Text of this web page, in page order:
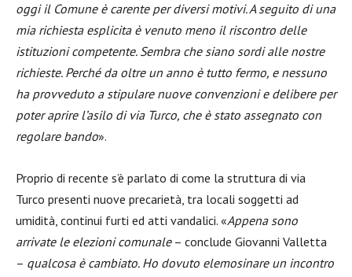
oggi il Comune è carente per diversi motivi. A seguito di una
mia richiesta esplicita è venuto meno il riscontro delle
istituzioni competente. Sembra che siano sordi alle nostre
richieste. Perché da oltre un anno è tutto fermo, e nessuno
ha provveduto a stipulare nuove convenzioni e delibere per
poter aprire l’asilo di via Turco, che è stato assegnato con
regolare bando».
Proprio di recente s’è parlato di come la struttura di via
Turco presenti nuove precarietà, tra locali soggetti ad
umidità, continui furti ed atti vandalici. «Appena sono
arrivate le elezioni comunale– conclude Giovanni Valletta
– qualcosa è cambiato. Ho dovuto elemosinare un incontro